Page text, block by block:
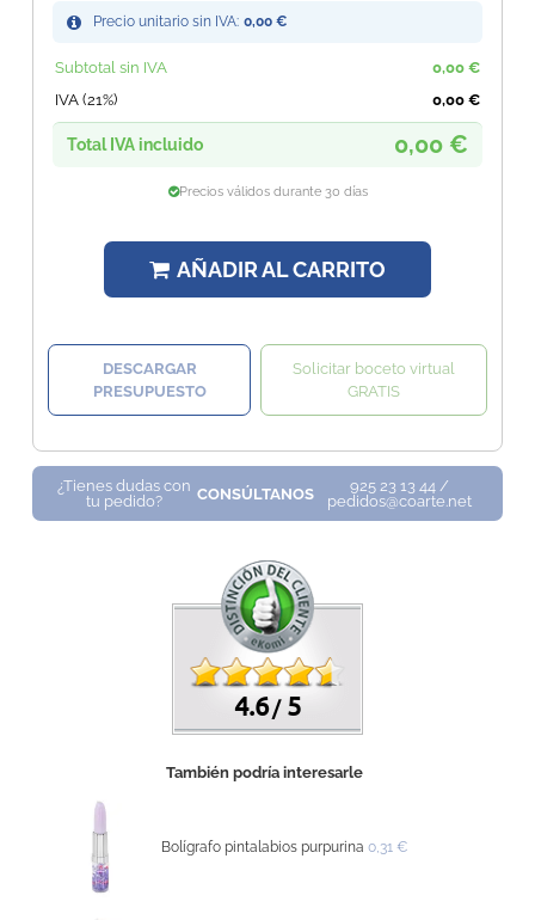
Precio unitario sin IVA: 0,00 €
Subtotal sin IVA
0,00 €
IVA (21%)
0,00 €
Total IVA incluido 0,00 €
Precios válidos durante 30 días
AÑADIR AL CARRITO
DESCARGAR
PRESUPUESTO
Solicitar boceto virtual
GRATIS
¿Tienes dudas con
tu pedido?
CONSÚLTANOS
925 23 13 44 /
pedidos@coarte.net
4.6 /5
También podría interesarle
Bolígrafo pintalabios purpurina 0,31 €